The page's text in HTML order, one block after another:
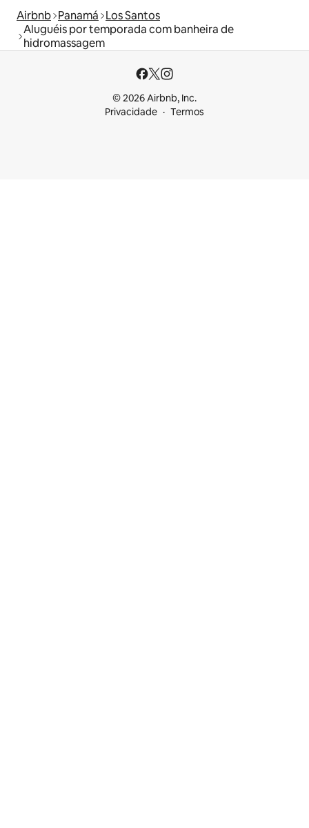
Airbnb Panamá Los Santos
Aluguéis por temporada com banheira de
hidromassagem
© 2026 Airbnb, Inc.
Privacidade
Termos